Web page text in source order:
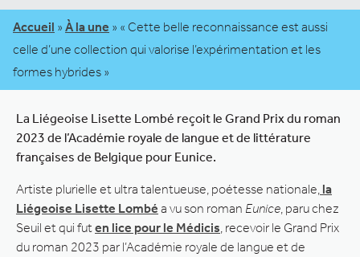
Accueil » À la une » « Cette belle reconnaissance est aussi
celle d’une collection qui valorise l’expérimentation et les
formes hybrides »
La Liégeoise Lisette Lombé reçoit le Grand Prix du roman
2023 de l’Académie royale de langue et de littérature
françaises de Belgique pour Eunice.
Artiste plurielle et ultra talentueuse, poétesse nationale, la
Liégeoise Lisette Lombé a vu son roman Eunice , paru chez
Seuil et qui futen lice pour le Médicis , recevoir le Grand Prix
du roman 2023 par l’Académie royale de langue et de